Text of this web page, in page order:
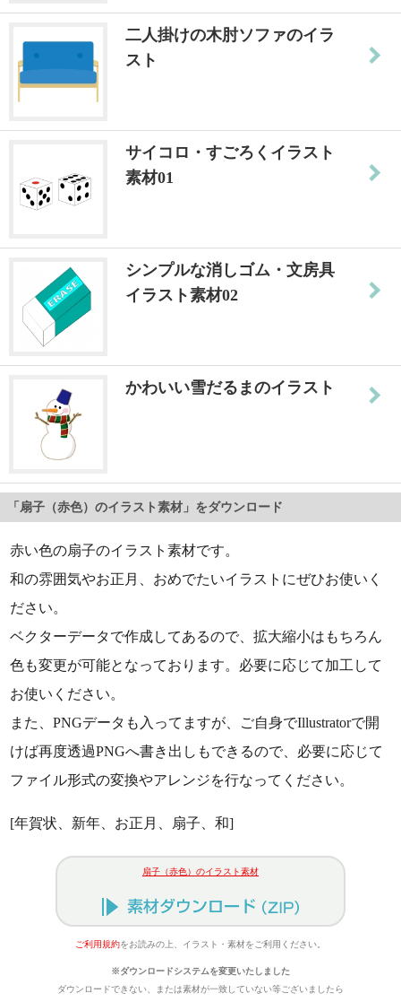
二人掛けの木肘ソファのイラ
スト
サイコロ・すごろくイラスト
素材01
シンプルな消しゴム・文房具
イラスト素材02
かわいい雪だるまのイラスト
「扇子（赤色）のイラスト素材」をダウンロード
赤い色の扇子のイラスト素材です。
和の雰囲気やお正月、おめでたいイラストにぜひお使いく
ださい。
ベクターデータで作成してあるので、拡大縮小はもちろん
色も変更が可能となっております。必要に応じて加工して
お使いください。
また、PNGデータも入ってますが、ご自身でIllustratorで開
けば再度透過PNGへ書き出しもできるので、必要に応じて
ファイル形式の変換やアレンジを行なってください。
[年賀状、新年、お正月、扇子、和]
扇子（赤色）のイラスト素材
ご利用規約をお読みの上、イラスト・素材をご利用ください。
※ダウンロードシステムを変更いたしました
ダウンロードできない、または素材が一致していない等ございましたら